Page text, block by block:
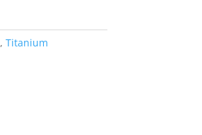
, Titanium